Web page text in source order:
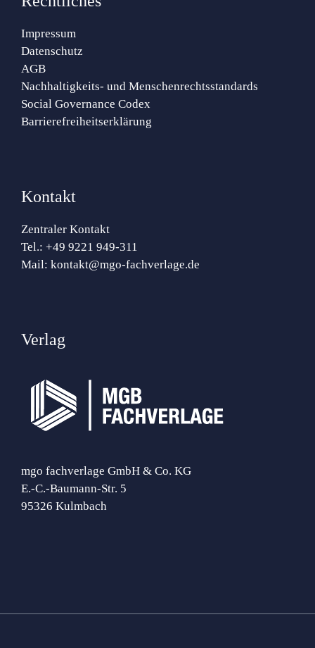
Impressum
Datenschutz
AGB
Nachhaltigkeits- und Menschenrechtsstandards
Social Governance Codex
Barrierefreiheitserklärung
Kontakt
Zentraler Kontakt
Tel.: +49 9221 949-311
Mail: kontakt@mgo-fachverlage.de
Verlag
mgo fachverlage GmbH & Co. KG
E.-C.-Baumann-Str. 5
95326 Kulmbach